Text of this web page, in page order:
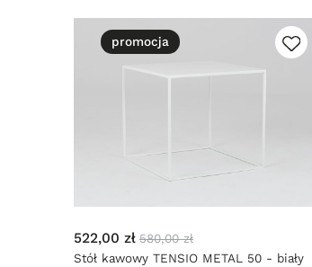
522,00 zł 580,00 zł
Stół kawowy TENSIO METAL 50 - biały
promocja